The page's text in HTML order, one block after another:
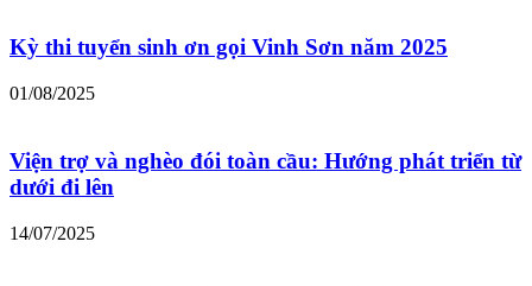
Kỳ thi tuyển sinh ơn gọi Vinh Sơn năm 2025
01/08/2025
Viện trợ và nghèo đói toàn cầu: Hướng phát triển từ
dưới đi lên
14/07/2025